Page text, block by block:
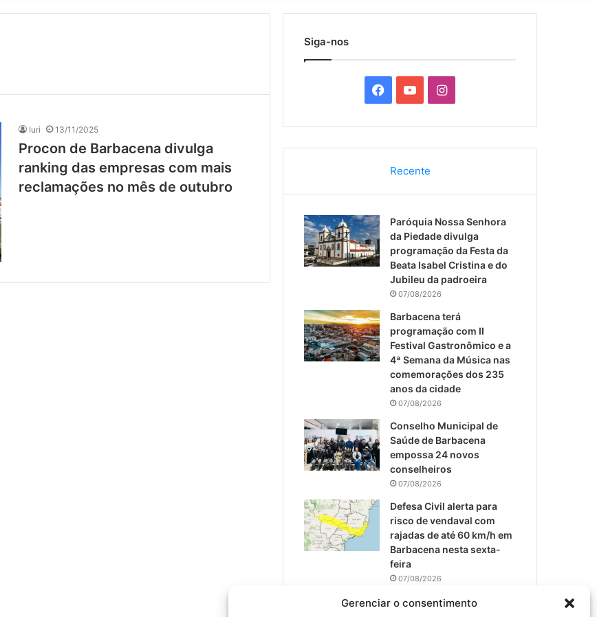
Gerenciar o consentimento
por
Iuri 13/11/2025
Procon de Barbacena divulga
ranking das empresas com mais
reclamações no mês de outubro
Siga-nos
c
e
b
o
o
k
u
T
u
b
e
I
s
a
g
r
a
Recente
Paróquia Nossa Senhora
da Piedade divulga
programação da Festa da
Beata Isabel Cristina e do
Jubileu da padroeira
07/08/2026
Barbacena terá
programação com II
Festival Gastronômico e a
4ª Semana da Música nas
comemorações dos 235
anos da cidade
07/08/2026
Conselho Municipal de
Saúde de Barbacena
empossa 24 novos
conselheiros
07/08/2026
Defesa Civil alerta para
risco de vendaval com
rajadas de até 60 km/h em
Barbacena nesta sexta-
feira
07/08/2026
EPCAR tem a melhor nota